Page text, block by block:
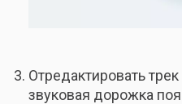
Отредактировать
звуковая дорожка